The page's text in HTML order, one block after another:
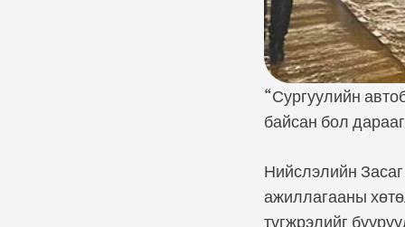
“Сургуулийн
байсан бол
Нийслэлийн
ажиллагааны
түгжрэлийг